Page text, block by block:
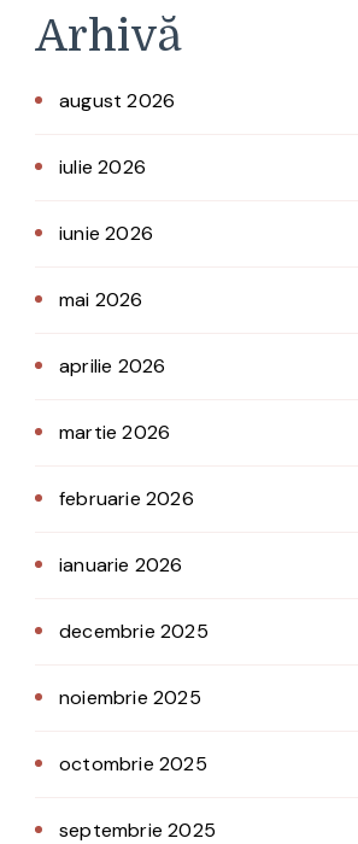
Arhivă
august 2026
iulie 2026
iunie 2026
mai 2026
aprilie 2026
martie 2026
februarie 2026
ianuarie 2026
decembrie 2025
noiembrie 2025
octombrie 2025
septembrie 2025